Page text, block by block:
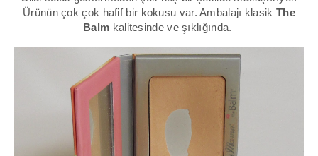
Ürünün çok çok hafif bir kokusu var. Ambalajı klasik The
Balm kalitesinde ve şıklığında.